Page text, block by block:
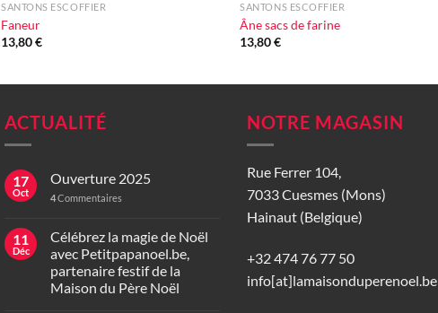
SANTONS ESCOFFIER
Faneur
13,80€
SANTONS ESCOFFIER
Âne sacs de farine
13,80€
ACTUALITÉ
17
Oct
Ouverture 2025
4Commentaires
11
Déc
Célébrez la magie de Noël
avec Petitpapanoel.be,
partenaire festif de la
Maison du Père Noël
NOTRE MAGASIN
Rue Ferrer 104,
7033 Cuesmes (Mons)
Hainaut (Belgique)
+32 474 76 77 50
info[at]lamaisonduperenoel.be